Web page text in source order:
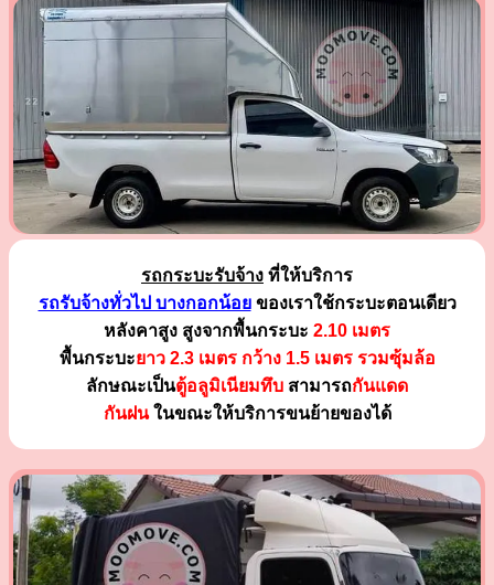
รถกระบะรับจ้าง ที่ให้บริการ
รถรับจ้างทั่วไป บางกอกน้อยของเราใช้กระบะตอนเดียว
หลังคาสูง สูงจากพื้นกระบะ 2.10 เมตร
พื้นกระบะยาว 2.3 เมตร กว้าง 1.5 เมตร รวมซุ้มล้อ
ลักษณะเป็นตู้อลูมิเนียมทึบ สามารถกันแดด
กันฝนในขณะให้บริการขนย้ายของได้